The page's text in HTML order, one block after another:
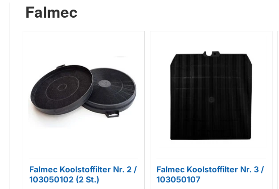
Falmec
Falmec Koolstoffilter Nr. 2 /
103050102 (2 St.)
Falmec Koolstoffilter Nr. 3 /
103050107